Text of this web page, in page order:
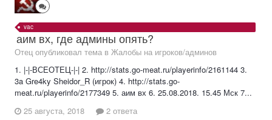
vac
аим вх, где админы опять?
Отец опубликовал тема в Жалобы на игроков/админов
1. |-|-ВСЕОТЕЦ-|-| 2. http://stats.go-meat.ru/playerinfo/2161144 3.
3a Gre4ky Sheidor_R (игрок) 4. http://stats.go-
meat.ru/playerinfo/2177349 5. аим вх 6. 25.08.2018. 15.45 Мск 7...
25 августа, 2018
2 ответа